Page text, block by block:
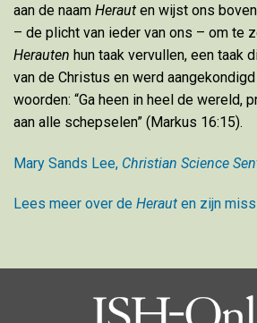
aan de naam Heraut en wijst ons
– de plicht van ieder van ons – om te
Herauten hun taak vervullen, een taak
van de Christus en werd
woorden: “Ga heen in heel de wereld,
aan alle schepselen” (Markus 16:15).
Mary Sands Lee, Christian Science
Lees meer over de Heraut en zijn